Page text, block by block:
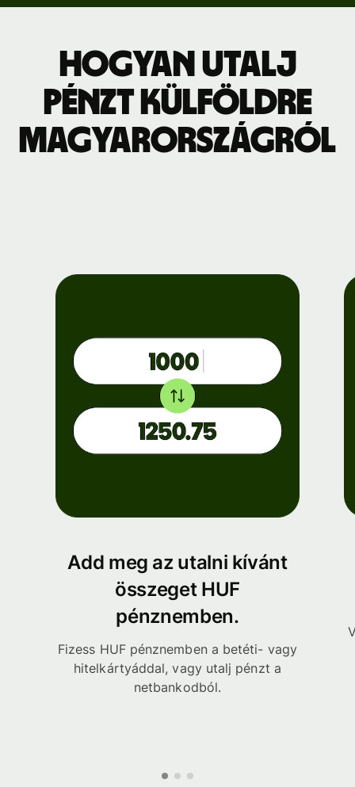
Hogyan utalj
pénzt külföldre
Magyarországról
Add meg az utalni kívánt
összeget HUF
pénznemben.
Fizess HUF pénznemben a betéti- vagy
hitelkártyáddal, vagy utalj pénzt a
netbankodból.